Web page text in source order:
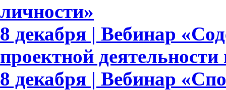
личности»
8 декабря | Вебинар
проектной
8 декабря | Вебинар